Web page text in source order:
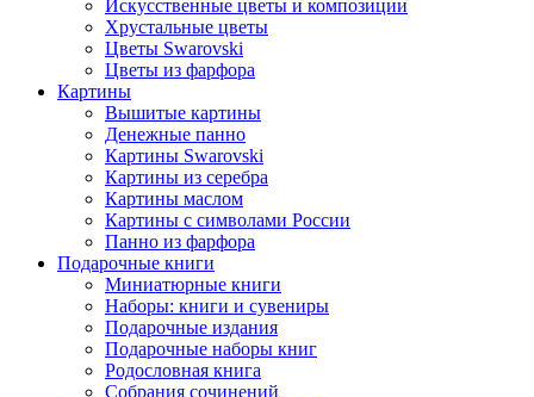
Искусственные цветы и композиции
Хрустальные цветы
Цветы Swarovski
Цветы из фарфора
Картины
Вышитые картины
Денежные панно
Картины Swarovski
Картины из серебра
Картины маслом
Картины с символами России
Панно из фарфора
Подарочные книги
Миниатюрные книги
Наборы: книги и сувениры
Подарочные издания
Подарочные наборы книг
Родословная книга
Собрания сочинений